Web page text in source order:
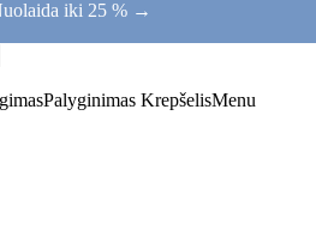
iki 25 % →
Palyginimas KrepšelisMenu